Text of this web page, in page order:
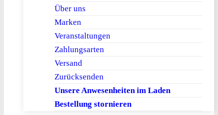
Über uns
Marken
Veranstaltungen
Zahlungsarten
Versand
Zurücksenden
Unsere Anwesenheiten im Laden
Bestellung stornieren